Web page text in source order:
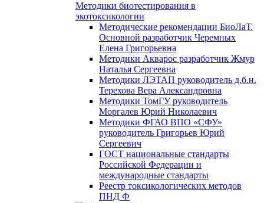
Методики биотестирования в
экотоксикологии
Методические рекомендации БиоЛаТ.
Основной разработчик Черемных
Елена Григорьевна
Методики Акварос разработчик Жмур
Наталья Сергеевна
Методики ЛЭТАП руководитель д.б.н.
Терехова Вера Александровна
Методики ТомГУ руководитель
Моргалев Юрий Николаевич
Методики ФГАО ВПО «СФУ»
руководитель Григорьев Юрий
Сергеевич
ГОСТ национальные стандарты
Российской Федерации и
международные стандарты
Реестр токсикологических методов
ПНД Ф